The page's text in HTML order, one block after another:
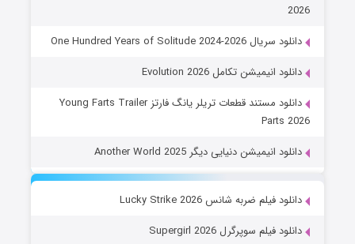
2026
دانلود سریال One Hundred Years of Solitude 2024-2026
دانلود انیمیشن تکامل Evolution 2026
دانلود مستند قطعات تریلر یانگ فارتز Young Farts Trailer
Parts 2026
دانلود انیمیشن دنیایی دیگر Another World 2025
دانلود فیلم ضربه شانس Lucky Strike 2026
دانلود فیلم سوپرگرل Supergirl 2026